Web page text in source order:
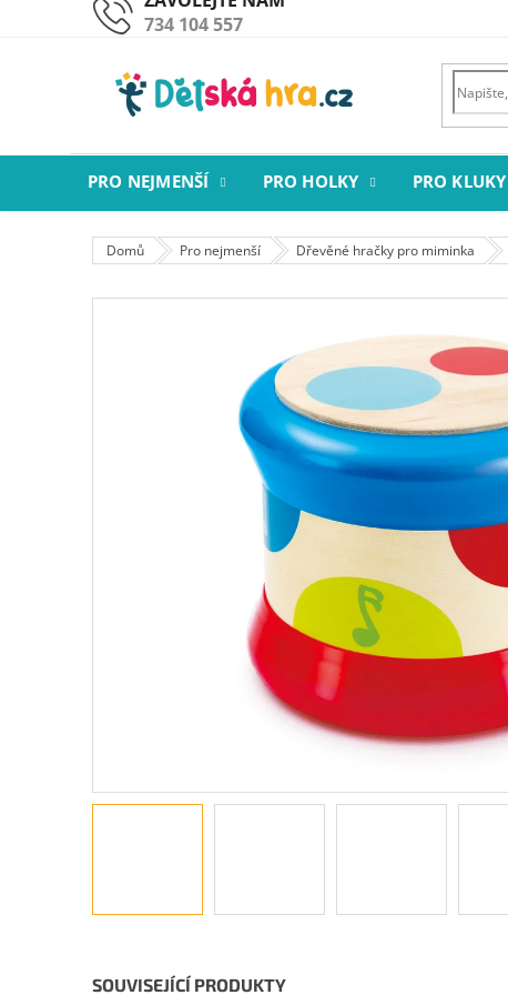
734 104 557
PRO NEJMENŠÍ PRO HOLKY PRO KLUKY
Domů Pro nejmenší Dřevěné hračky pro miminka
SOUVISEJÍCÍ PRODUKTY